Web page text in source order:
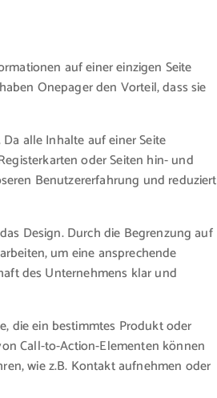
auf einer einzigen Seite
Onepager den Vorteil, dass sie
alle Inhalte auf einer Seite
oder Seiten hin- und
Benutzererfahrung und reduziert
Design. Durch die Begrenzung auf
um eine ansprechende
des Unternehmens klar und
die ein bestimmtes Produkt oder
Call-to-Action-Elementen können
wie z.B. Kontakt aufnehmen oder